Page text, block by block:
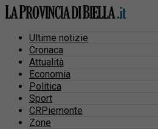
Ultime notizie
Cronaca
Attualità
Economia
Politica
Sport
CRPiemonte
Zone